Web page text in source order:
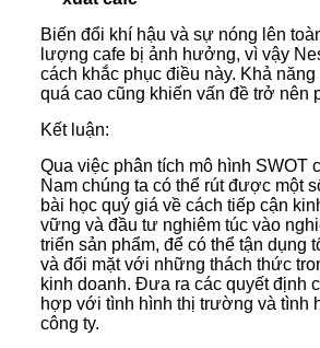
Biến đổi khí hậu và sự nóng lên
lượng cafe bị ảnh hưởng, vì vậy
cách khắc phục điều này. Khả
quá cao cũng khiến vấn đề trở nên
Kết luận:
Qua việc phân tích mô hình SWOT
Nam chúng ta có thể rút được một
bài học quý giá về cách tiếp cận
vững và đầu tư nghiêm túc vào
triển sản phẩm, để có thể tận dụng
và đối mặt với những thách thức
kinh doanh. Đưa ra các quyết định
hợp với tình hình thị trường và tình
công ty.